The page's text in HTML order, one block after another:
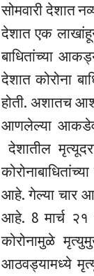
सोमवारी देशात
देशात एक
बाधितांच्या
देशात कोरोना
होती. अशातच
आणलेल्या
देशातील
आहे. गेल्या चार
आहे. 8 मार्च २१
कोरोनामुळे
आठवड्यामध्ये